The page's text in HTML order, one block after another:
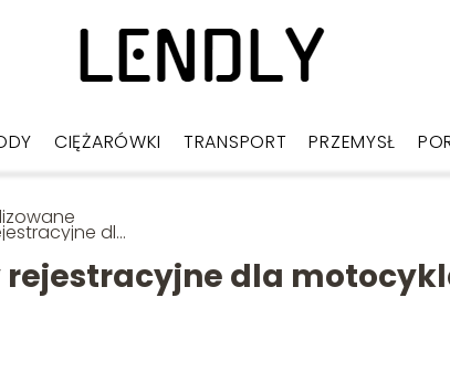
CIĘŻARÓWKI TRANSPORT PRZEMYSŁ
dla
– jak je
dla